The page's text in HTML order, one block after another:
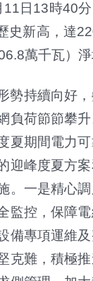
11日13時40
史新高，達
萬千瓦）淨
勢持續向好
負荷節節攀
夏期間電力
迎峰度夏方
。一是精心
監控，保障
備專項運維
克難，積極